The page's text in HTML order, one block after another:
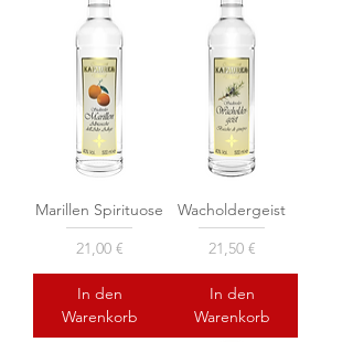
Marillen Spirituose
Preis
21,00 €
In den
Warenkorb
Wacholdergeist
Preis
21,50 €
In den
Warenkorb